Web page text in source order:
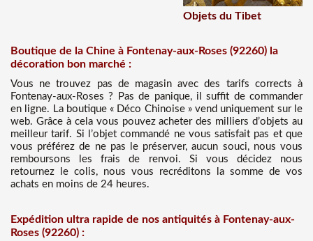
Objets du Tibet
Boutique de la Chine à Fontenay-aux-Roses (92260) la
décoration bon marché :
Vous ne trouvez pas de magasin avec des tarifs corrects à
Fontenay-aux-Roses ? Pas de panique, il suffit de commander
en ligne. La boutique « Déco Chinoise » vend uniquement sur le
web. Grâce à cela vous pouvez acheter des milliers d’objets au
meilleur tarif. Si l’objet commandé ne vous satisfait pas et que
vous préférez de ne pas le préserver, aucun souci, nous vous
remboursons les frais de renvoi. Si vous décidez nous
retournez le colis, nous vous recréditons la somme de vos
achats en moins de 24 heures.
Expédition ultra rapide de nos antiquités à Fontenay-aux-
Roses (92260) :